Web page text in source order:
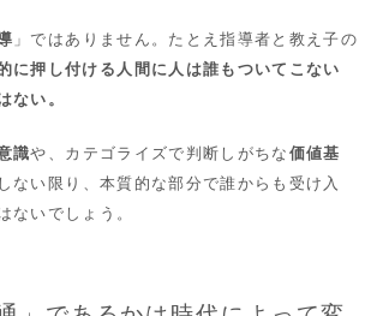
」ではありません。たとえ指導者と教え子の
に押し付ける人間に人は誰もついてこない
ない。
識や、カテゴライズで判断しがちな価値基
しない限り、本質的な部分で誰からも受け入
ないでしょう。